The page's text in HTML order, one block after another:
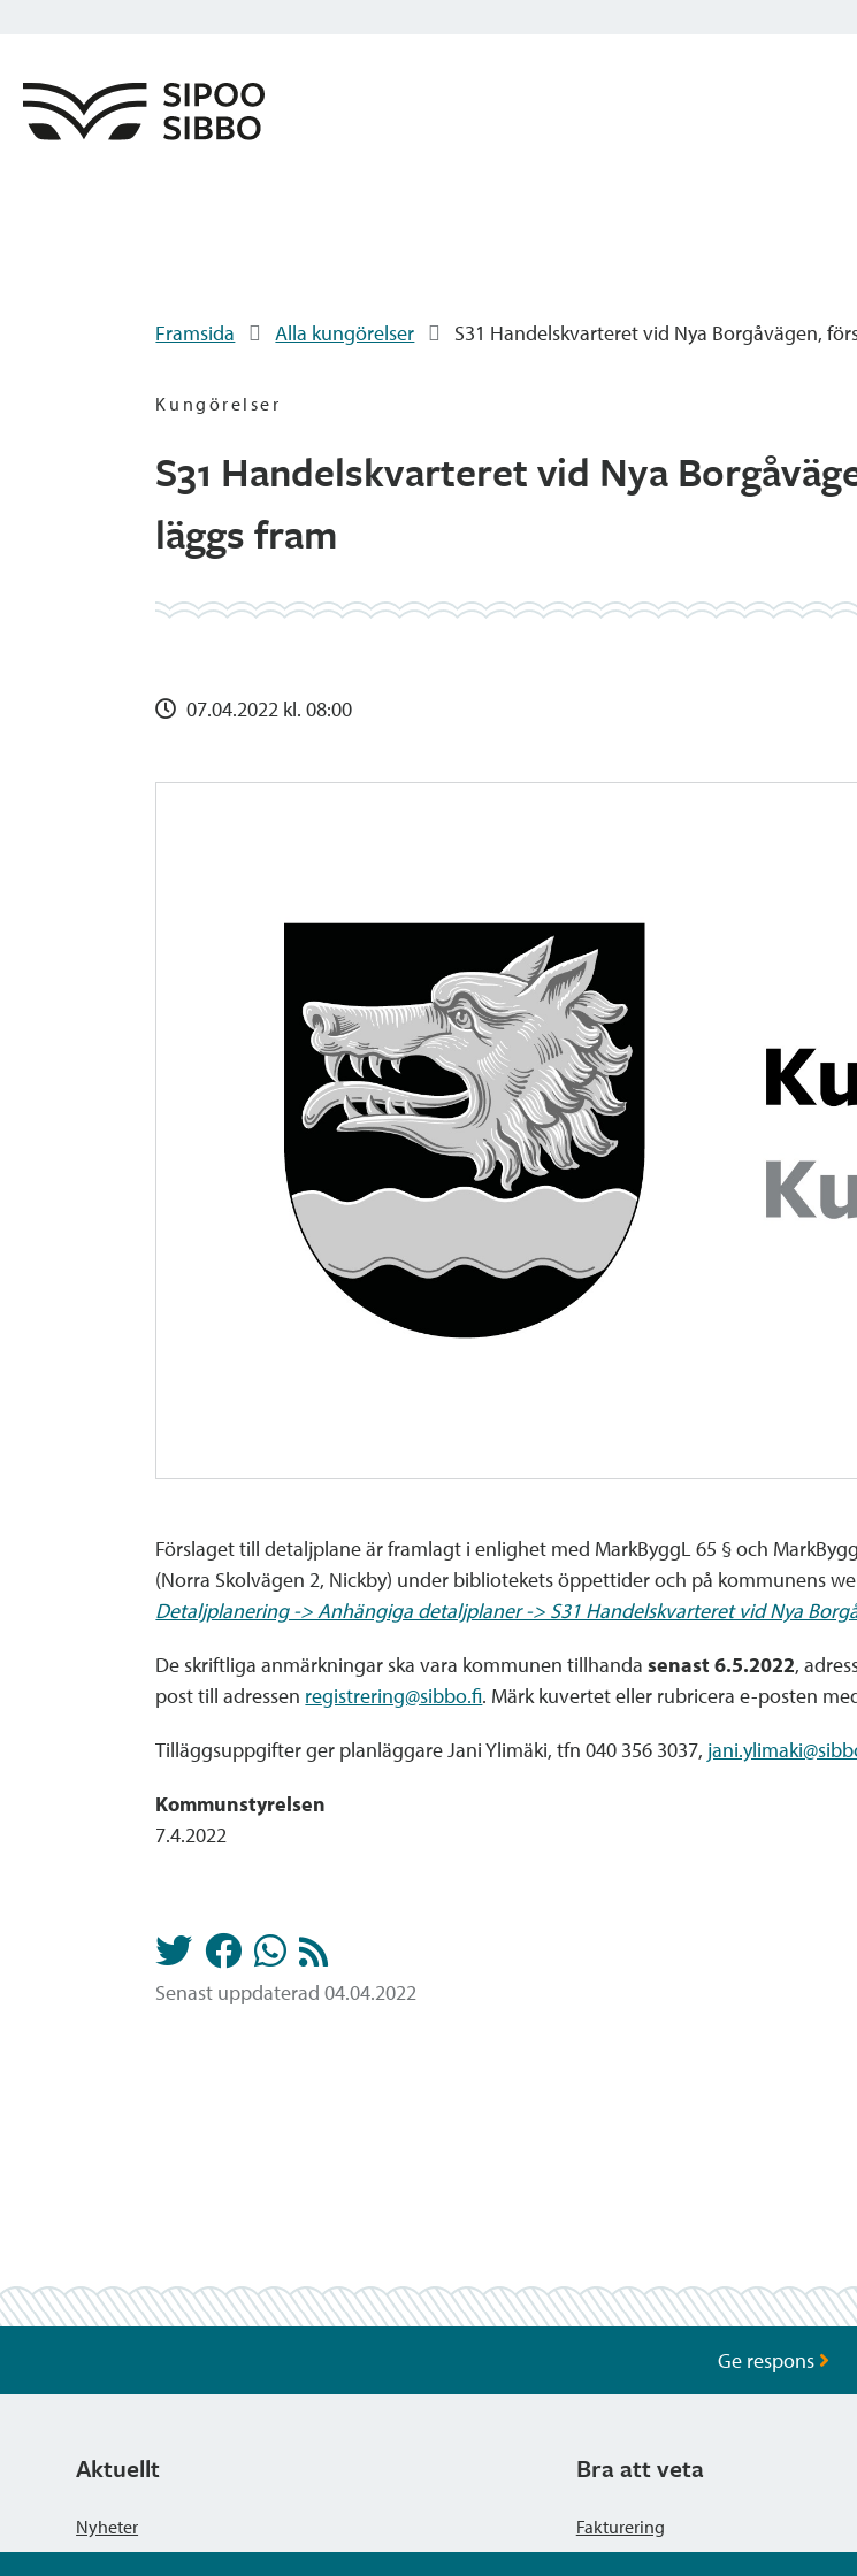
Framsida Alla kungörelser S31 Handelskvarteret vid Nya Borgåvägen,
Kungörelser
S31 Handelskvarteret vid Nya
läggs fram
07.04.2022 kl. 08:00
Förslaget till detaljplane är framlagt i enlighet med MarkByggL 65 § och
(Norra Skolvägen 2, Nickby) under bibliotekets öppettider och på kommunens
Detaljplanering -> Anhängiga detaljplaner -> S31 Handelskvarteret vid Nya
De skriftliga anmärkningar ska vara kommunen tillhandasenast 6.5.2022,
post till adressen registrering@sibbo.fi. Märk kuvertet eller rubricera e-posten
Tilläggsuppgifter ger planläggare Jani Ylimäki, tfn 040 356 3037,
Kommunstyrelsen
7.4.2022
Senast uppdaterad 04.04.2022
Ge respons
Aktuellt
Nyheter
Bra att veta
Fakturering